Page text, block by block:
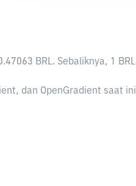
BRL. Sebaliknya, 1
dan OpenGradient saat